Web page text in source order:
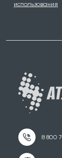
использования